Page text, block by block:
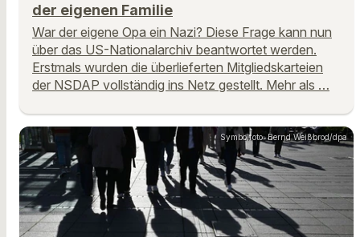
der eigenen Familie
War der eigene Opa ein Nazi? Diese Frage kann nun
über das US-Nationalarchiv beantwortet werden.
Erstmals wurden die überlieferten Mitgliedskarteien
der NSDAP vollständig ins Netz gestellt. Mehr als …
Symbolfoto: Bernd Weißbrod/dpa